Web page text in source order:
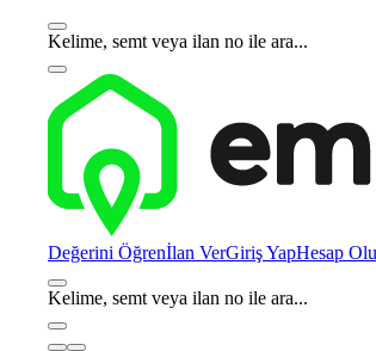
Kelime, semt veya ilan no ile ara...
Değerini Öğrenİlan VerGiriş YapHesap
Kelime, semt veya ilan no ile ara...